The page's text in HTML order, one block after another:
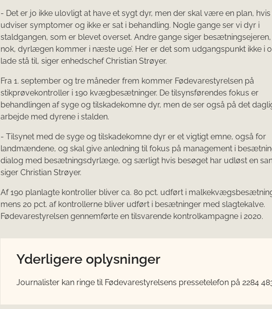
- Det er jo ikke ulovligt at have et sygt dyr, men der skal være en plan,
udviser symptomer og ikke er sat i behandling. Nogle gange ser vi dyr i
staldgangen, som er blevet overset. Andre gange siger besætningsejeren,
nok, dyrlægen kommer i næste uge’. Her er det som udgangspunkt ikke i
lade stå til, siger enhedschef Christian Strøyer.
Fra 1. september og tre måneder frem kommer Fødevarestyrelsen på
stikprøvekontroller i 190 kvægbesætninger. De tilsynsførendes fokus er
behandlingen af syge og tilskadekomne dyr, men de ser også på det
arbejde med dyrene i stalden.
- Tilsynet med de syge og tilskadekomne dyr er et vigtigt emne, også for
landmændene, og skal give anledning til fokus på management i
dialog med besætningsdyrlæge, og særligt hvis besøget har udløst en
siger Christian Strøyer.
Af 190 planlagte kontroller bliver ca. 80 pct. udført i
mens 20 pct. af kontrollerne bliver udført i besætninger med slagtekalve.
Fødevarestyrelsen gennemførte en tilsvarende kontrolkampagne i 2020.
Yderligere oplysninger
Journalister kan ringe til Fødevarestyrelsens pressetelefon på 2284